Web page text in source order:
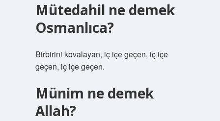
Mütedahil ne demek
Osmanlıca?
Birbirini kovalayan, iç içe geçen, iç içe
geçen, iç içe geçen.
Münim ne demek
Allah?